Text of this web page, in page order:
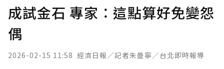
成試金石 專家：這點算好免變怨
偶
2026-02-15 11:58 經濟日報／記者朱曼寧／台北即時報導